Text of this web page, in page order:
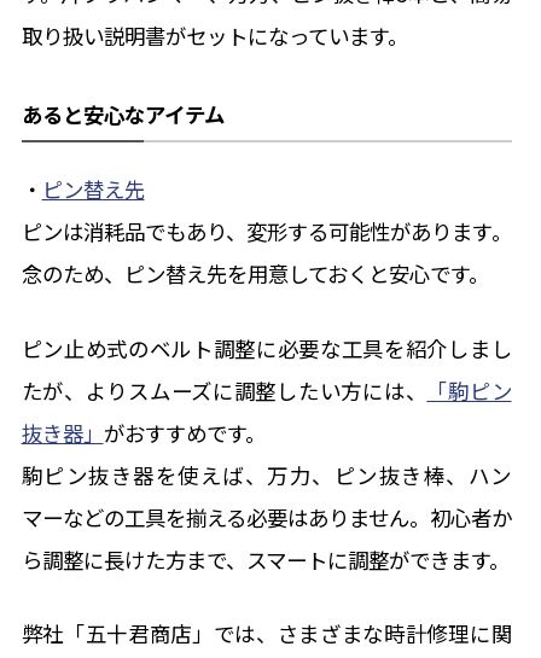
取り扱い説明書がセットになっています。
あると安心なアイテム
・ ピン替え先
ピンは消耗品でもあり、変形する可能性があります。
念のため、ピン替え先を用意しておくと安心です。
ピン止め式のベルト調整に必要な工具を紹介しまし
たが、よりスムーズに調整したい方には、
「駒ピン
抜き器」 がおすすめです。
駒ピン抜き器を使えば、万力、ピン抜き棒、ハン
マーなどの工具を揃える必要はありません。初心者か
ら調整に長けた方まで、スマートに調整ができます。
弊社「五十君商店」では、さまざまな時計修理に関